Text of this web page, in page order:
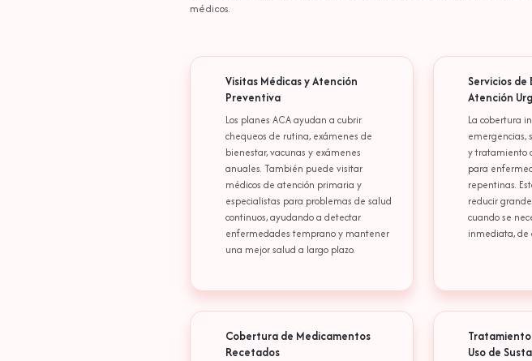
médicos.
Visitas Médicas y Atención
Preventiva
Los planes ACA ayudan a cubrir
chequeos de rutina, exámenes de
bienestar, vacunas y exámenes
anuales. También puede visitar
médicos de atención primaria y
especialistas para problemas de salud
continuos, ayudando a detectar
enfermedades temprano y mantener
una mejor salud a largo plazo.
Servicios de
Atención
La cobertura
emergencias,
y tratamiento
para
repentinas.
reducir
cuando se
inmediata, de
Cobertura de Medicamentos
Recetados
Uso de